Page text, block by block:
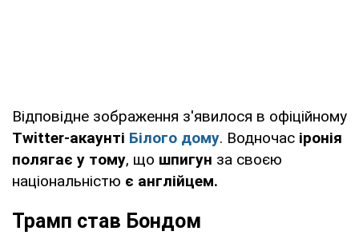
Відповідне зображення з'явилося в офіційному
Twitter-акаунті Білого дому. Водночас іронія
полягає у тому, що шпигун за своєю
національністю є англійцем.
Трамп став Бондом